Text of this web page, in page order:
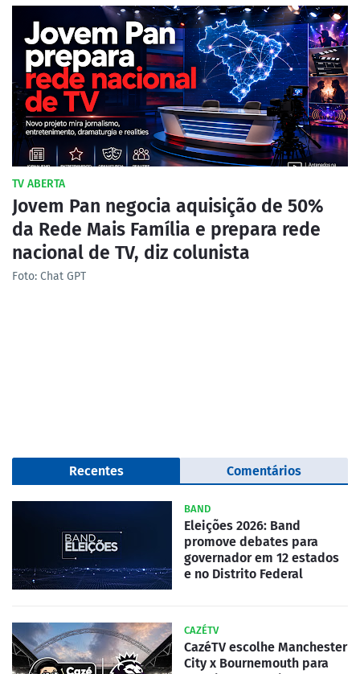
TV ABERTA
Jovem Pan negocia aquisição de 50%
da Rede Mais Família e prepara rede
nacional de TV, diz colunista
Foto: Chat GPT
Recentes Comentários
BAND
Eleições 2026: Band
promove debates para
governador em 12 estados
e no Distrito Federal
CAZÉTV
CazéTV escolhe Manchester
City x Bournemouth para